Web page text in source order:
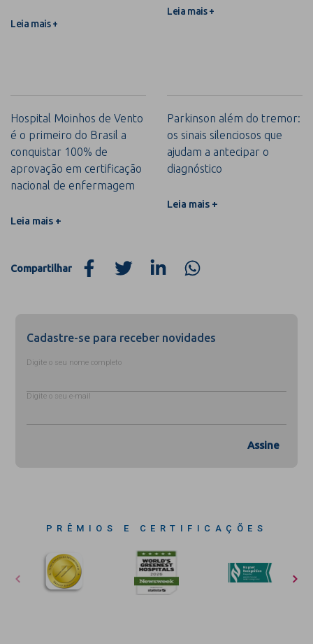
Leia mais +
Leia mais +
Hospital Moinhos de Vento
é o primeiro do Brasil a
conquistar 100% de
aprovação em certificação
nacional de enfermagem
Leia mais +
Parkinson além do tremor:
os sinais silenciosos que
ajudam a antecipar o
diagnóstico
Leia mais +
Compartilhar
Cadastre-se para receber novidades
Digite o seu nome completo
Digite o seu e-mail
Assine
PRÊMIOS E CERTIFICAÇÕES